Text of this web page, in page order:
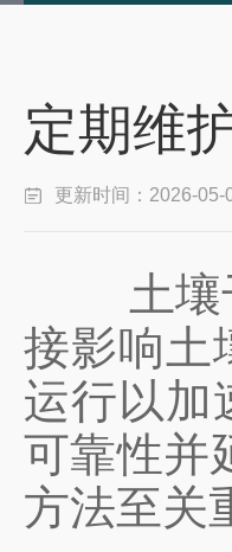
定期维
更新时间：2026-05-
土壤干
接影响土
运行以加
可靠性并
方法至关